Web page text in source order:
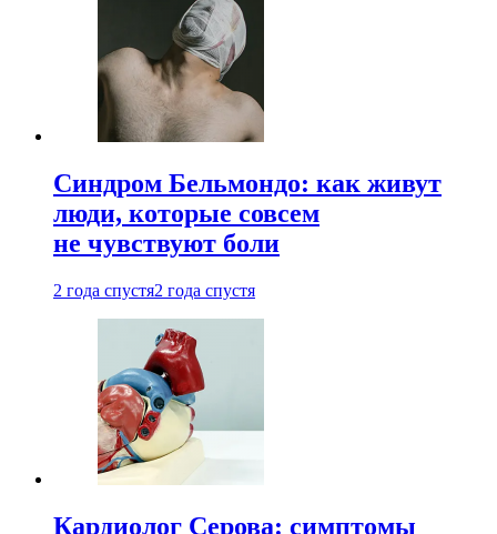
Синдром Бельмондо: как живут
люди, которые совсем
не чувствуют боли
2 года спустя2 года спустя
Кардиолог Серова: симптомы